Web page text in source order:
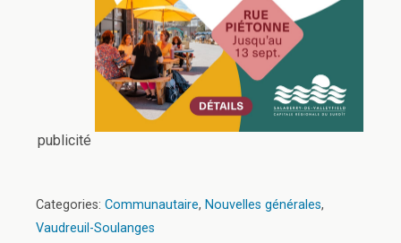
publicité
Categories: Communautaire, Nouvelles générales,
Vaudreuil-Soulanges